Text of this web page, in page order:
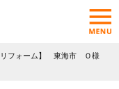
リフォーム】 東海市 Ｏ様